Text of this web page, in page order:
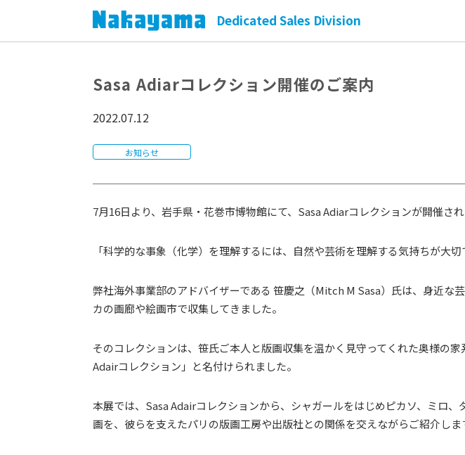
Dedicated Sales Division
Sasa Adiarコレクション開催のご案内
2022.07.12
お知らせ
7月16日より、岩手県・花巻市博物館にて、Sasa Adiarコレクションが開催され
「科学的な事象（化学）を理解するには、自然や芸術を理解する気持ちが大切
弊社海外事業部のアドバイザーである 笹慶之（Mitch M Sasa）氏は、身近な
カの画廊や絵画市で収集してきました。
そのコレクションは、笹氏ご本人と版画収集を温かく見守ってくれた奥様の家
Adairコレクション」と名付けられました。
本展では、Sasa Adairコレクションから、シャガールをはじめピカソ、ミロ、
画を、彼らを支えたパリの版画工房や出版社との関係を交えながらご紹介しま